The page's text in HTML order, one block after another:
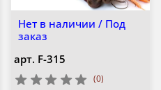
Нет в наличии / Под
заказ
арт. F-315
(0)